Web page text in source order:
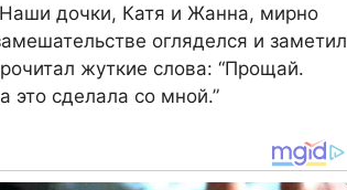
дочки, Катя и Жанна, мирно
огляделся и заметил
жуткие слова: “Прощай.
сделала со мной.”